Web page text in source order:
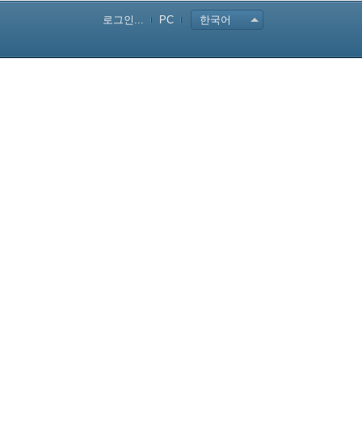
로그인... PC 한국어